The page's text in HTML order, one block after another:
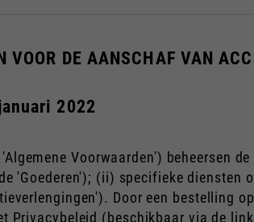
VOOR DE AANSCHAF VAN
2022
Voorwaarden') beheersen
'Goederen'); (ii) specifieke
Door een bestelling
Privacybeleid (beschikbaar via de link